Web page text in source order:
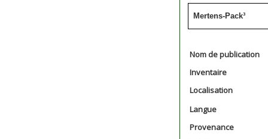
Mertens-Pack³
Nom de publication
Inventaire
Localisation
Langue
Provenance